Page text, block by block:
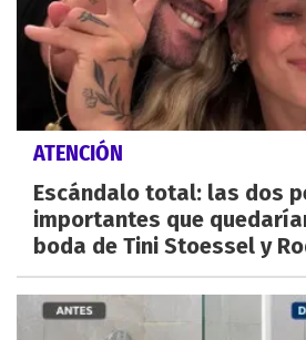
ATENCIÓN
Escándalo total: las dos
importantes que
boda de Tini Stoessel y